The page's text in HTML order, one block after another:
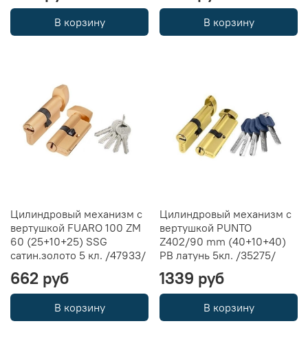
В корзину В корзину
Цилиндровый механизм с
вертушкой FUARO 100 ZM
60 (25+10+25) SSG
сатин.золото 5 кл. /47933/
662 руб
В корзину
Цилиндровый механизм с
вертушкой PUNTO
Z402/90 mm (40+10+40)
PB латунь 5кл. /35275/
1339 руб
В корзину